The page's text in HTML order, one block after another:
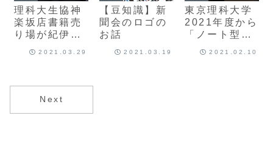
理科大生協神
楽坂店書籍売
り場が紀伊国
2021.03.29
【豆知識】新
聞会のロゴの
お話
2021.03.19
東京理科大学
2021年度から
「ノート型パ
2021.02.10
Next